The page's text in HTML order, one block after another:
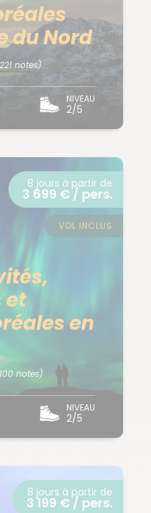
du Nord
notes)
NIVEAU
2/5
et
en
notes)
NIVEAU
2/5
8 jours à partir de
3 699 € / pers.
VOL INCLUS
8 jours à partir de
3 199 € / pers.